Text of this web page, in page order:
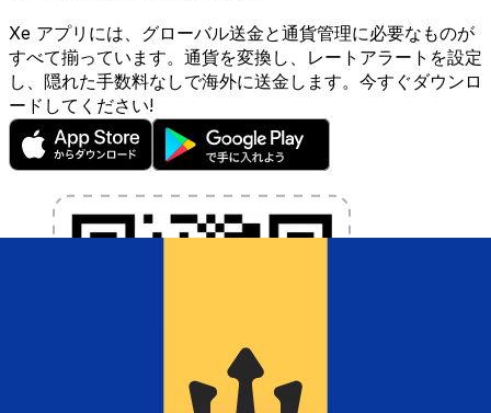
Xe アプリには、グローバル送金と通貨管理に必要なものが
すべて揃っています。通貨を変換し、レートアラートを設定
し、隠れた手数料なしで海外に送金します。今すぐダウンロ
ードしてください!